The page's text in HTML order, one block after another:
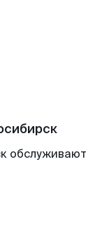
обслуживают